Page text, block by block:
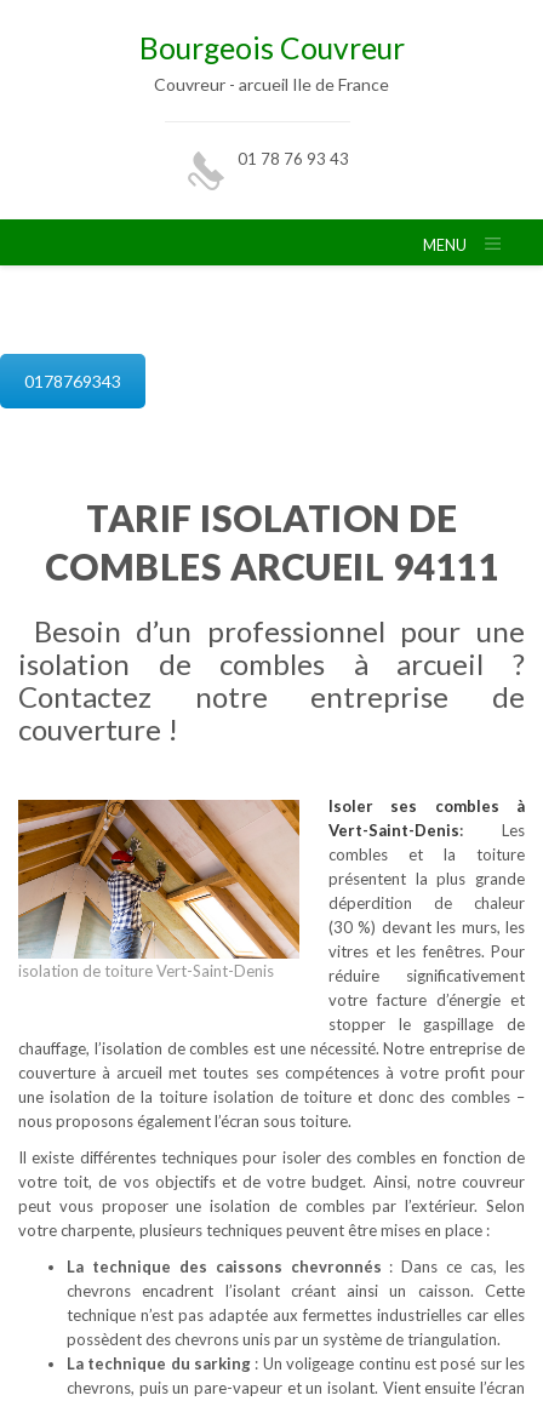
Bourgeois Couvreur
Couvreur - arcueil Ile de France
01 78 76 93 43
MENU
0178769343
TARIF ISOLATION DE
COMBLES ARCUEIL 94111
Besoin d’un professionnel pour une
isolation de combles à arcueil ?
Contactez notre entreprise de
couverture !
isolation de toiture Vert-Saint-Denis
Isoler ses combles à
Vert-Saint-Denis: Les
combles et la toiture
présentent la plus grande
déperdition de chaleur
(30 %) devant les murs, les
vitres et les fenêtres. Pour
réduire significativement
votre facture d’énergie et
stopper le gaspillage de
chauffage, l’isolation de combles est une nécessité. Notre entreprise de
couverture à arcueil met toutes ses compétences à votre profit pour
une isolation de la toiture isolation de toiture et donc des combles –
nous proposons également l’écran sous toiture.
Il existe différentes techniques pour isoler des combles en fonction de
votre toit, de vos objectifs et de votre budget. Ainsi, notre couvreur
peut vous proposer une isolation de combles par l’extérieur. Selon
votre charpente, plusieurs techniques peuvent être mises en place :
La technique des caissons chevronnés : Dans ce cas, les
chevrons encadrent l’isolant créant ainsi un caisson. Cette
technique n’est pas adaptée aux fermettes industrielles car elles
possèdent des chevrons unis par un système de triangulation.
La technique du sarking : Un voligeage continu est posé sur les
chevrons, puis un pare-vapeur et un isolant. Vient ensuite l’écran